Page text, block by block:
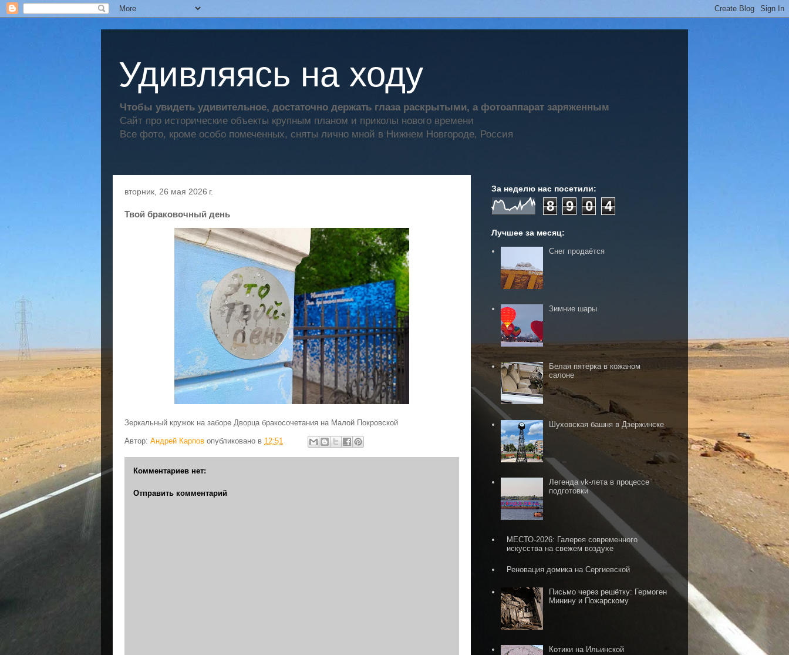
Удивляясь на ходу
Чтобы увидеть удивительное, достаточно держать глаза раскрытыми, а фотоаппарат заряженным
Сайт про исторические объекты крупным планом и приколы нового времени
Все фото, кроме особо помеченных, сняты лично мной в Нижнем Новгороде, Россия
вторник, 26 мая 2026 г.
Твой браковочный день
Зеркальный кружок на заборе Дворца бракосочетания на Малой Покровской
Автор: Андрей Карпов опубликовано в 12:51
Комментариев нет:
Отправить комментарий
За неделю нас посетили:
8 9 0 4
Лучшее за месяц:
Снег продаётся
Зимние шары
Белая пятёрка в кожаном
салоне
Шуховская башня в Дзержинске
Легенда vk-лета в процессе
подготовки
МЕСТО-2026: Галерея современного
искусства на свежем воздухе
Реновация домика на Сергиевской
Письмо через решётку: Гермоген
Минину и Пожарскому
Котики на Ильинской